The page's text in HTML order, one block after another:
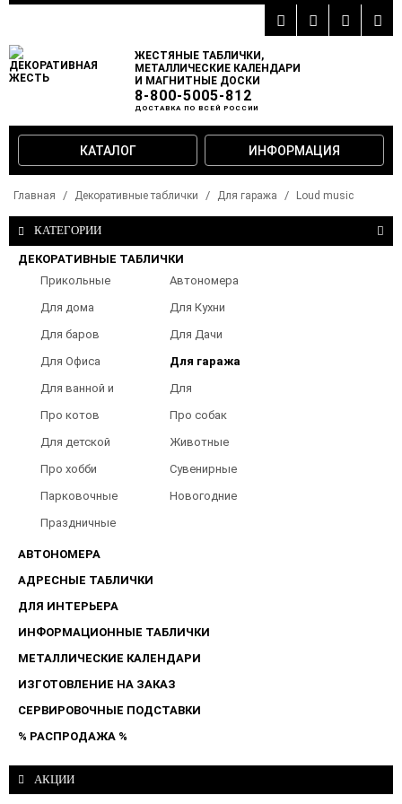
ЖЕСТЯНЫЕ ТАБЛИЧКИ,
МЕТАЛЛИЧЕСКИЕ КАЛЕНДАРИ
И МАГНИТНЫЕ ДОСКИ
8-800-5005-812
ДОСТАВКА ПО ВСЕЙ РОССИИ
КАТАЛОГ ИНФОРМАЦИЯ
Главная Декоративные таблички Для гаража Loud music
КАТЕГОРИИ
ДЕКОРАТИВНЫЕ ТАБЛИЧКИ
Прикольные
Автономера
Для дома
Для Кухни
Для баров
Для Дачи
Для Офиса
Для гаража
Для ванной и
Для
Про котов
Про собак
Для детской
Животные
Про хобби
Сувенирные
Парковочные
Новогодние
Праздничные
АВТОНОМЕРА
АДРЕСНЫЕ ТАБЛИЧКИ
ДЛЯ ИНТЕРЬЕРА
ИНФОРМАЦИОННЫЕ ТАБЛИЧКИ
МЕТАЛЛИЧЕСКИЕ КАЛЕНДАРИ
ИЗГОТОВЛЕНИЕ НА ЗАКАЗ
СЕРВИРОВОЧНЫЕ ПОДСТАВКИ
% РАСПРОДАЖА %
АКЦИИ